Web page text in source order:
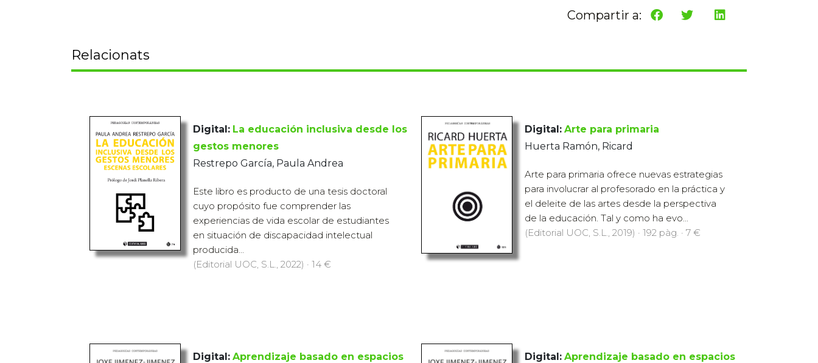
Compartir a:
Relacionats
Digital: La educación inclusiva desde los
gestos menores
Restrepo García, Paula Andrea
Este libro es producto de una tesis doctoral
cuyo propósito fue comprender las
experiencias de vida escolar de estudiantes
en situación de discapacidad intelectual
producida...
(Editorial UOC, S.L., 2022) · 14 €
Digital: Arte para primaria
Huerta Ramón, Ricard
Arte para primaria ofrece nuevas estrategias
para involucrar al profesorado en la práctica y
el deleite de las artes desde la perspectiva
de la educación. Tal y como ha evo...
(Editorial UOC, S.L., 2019) · 192 pàg. · 7 €
Digital: Aprendizaje basado en espacios
Digital: Aprendizaje basado en espacios